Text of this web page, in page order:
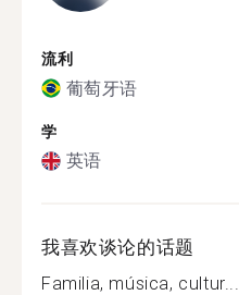
流利
葡萄牙语
学
英语
我喜欢谈论的话题
Familia, música, cultur...